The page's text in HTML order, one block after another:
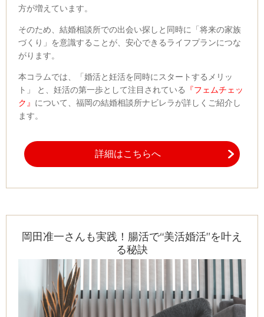
方が増えています。
そのため、結婚相談所での出会い探しと同時に「将来の家族
づくり」を意識することが、安心できるライフプランにつな
がります。
本コラムでは、「婚活と妊活を同時にスタートするメリッ
ト」 と、妊活の第一歩として注目されている
『フェムチェッ
ク』 について、福岡の結婚相談所ナビレラが詳しくご紹介し
ます。
詳細はこちらへ
岡田准一さんも実践！腸活で“美活婚活”を叶え
る秘訣